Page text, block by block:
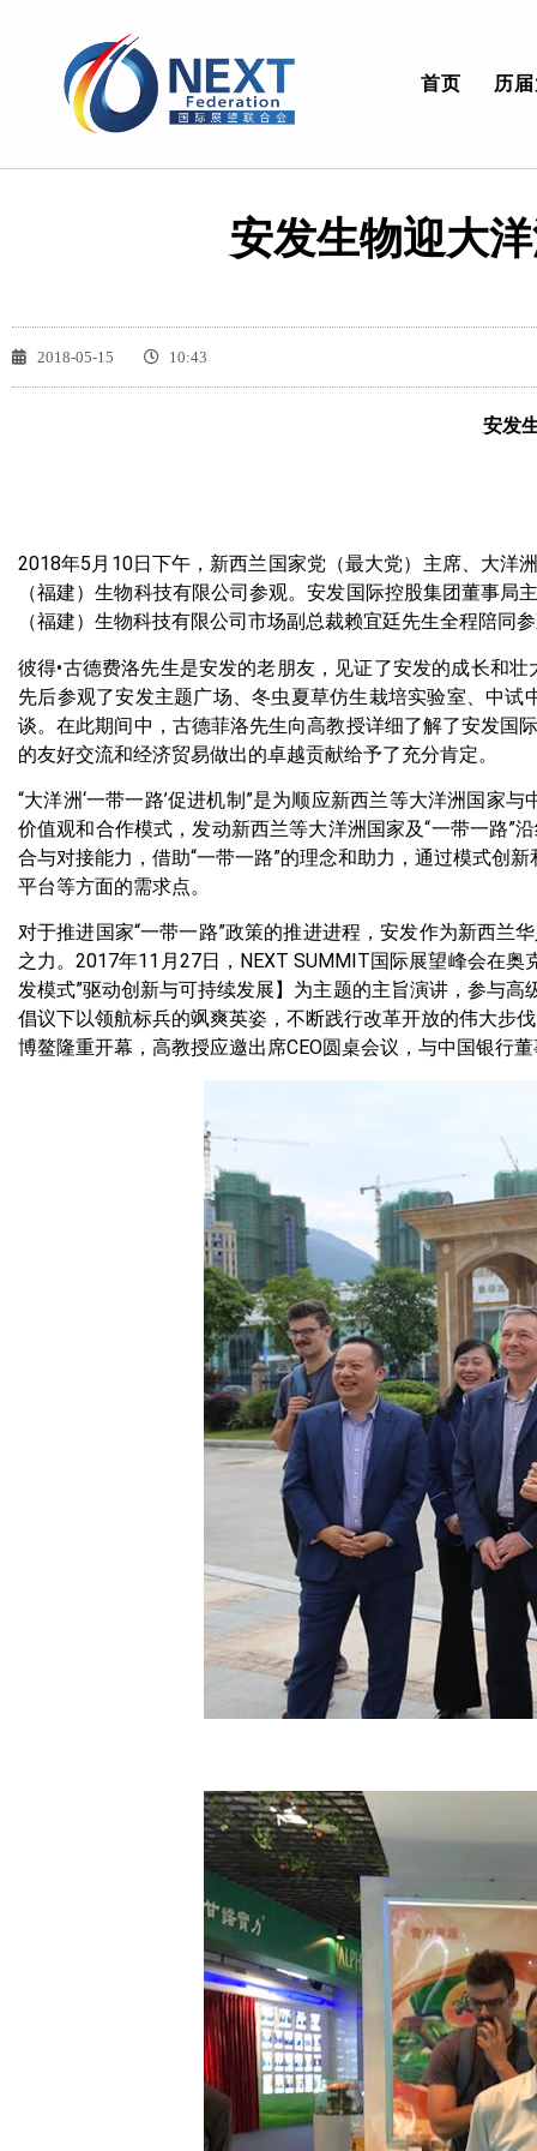
首页 历
安发生物迎大
2018-05-15 10:43
安发
2018年5月10日下午，新西兰国家党（最大党）主席、大洋
（福建）生物科技有限公司参观。安发国际控股集团董事
（福建）生物科技有限公司市场副总裁赖宜廷先生全程陪同
彼得•古德费洛先生是安发的老朋友，见证了安发的成长和
先后参观了安发主题广场、冬虫夏草仿生栽培实验室、中
谈。在此期间中，古德菲洛先生向高教授详细了解了安发国
的友好交流和经济贸易做出的卓越贡献给予了充分肯定。
“大洋洲‘一带一路’促进机制”是为顺应新西兰等大洋洲国家
价值观和合作模式，发动新西兰等大洋洲国家及“一带一路”
合与对接能力，借助“一带一路”的理念和助力，通过模式创
平台等方面的需求点。
对于推进国家“一带一路”政策的推进进程，安发作为新西兰
之力。2017年11月27日，NEXT SUMMIT国际展望峰会在
发模式”驱动创新与可持续发展】为主题的主旨演讲，参与高
倡议下以领航标兵的飒爽英姿，不断践行改革开放的伟大步
博鳌隆重开幕，高教授应邀出席CEO圆桌会议，与中国银行